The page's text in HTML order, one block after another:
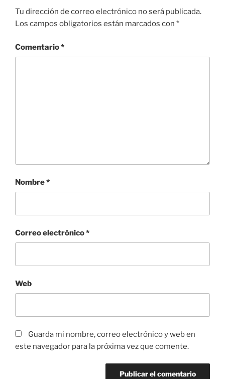
Tu dirección de correo electrónico no será publicada.
Los campos obligatorios están marcados con *
Comentario*
Nombre*
Correo electrónico*
Web
Guarda mi nombre, correo electrónico y web en
este navegador para la próxima vez que comente.